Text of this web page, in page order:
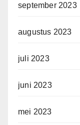
september 2023
augustus 2023
juli 2023
juni 2023
mei 2023